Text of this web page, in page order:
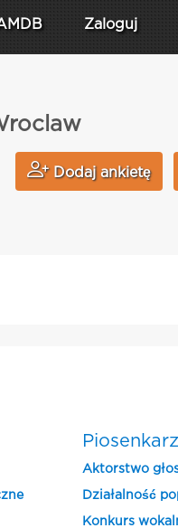
Zaloguj
Dodaj ankietę
Aktorstwo
Działalność
Konkurs